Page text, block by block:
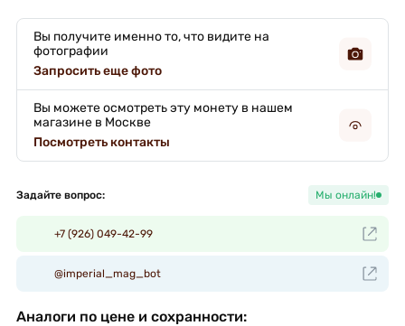
Вы получите именно то, что видите на
фотографии
Запросить еще фото
Вы можете осмотреть эту монету в нашем
магазине в Москве
Посмотреть контакты
Задайте вопрос: Мы онлайн!
+7 (926) 049-42-99
@imperial_mag_bot
Аналоги по цене и сохранности: